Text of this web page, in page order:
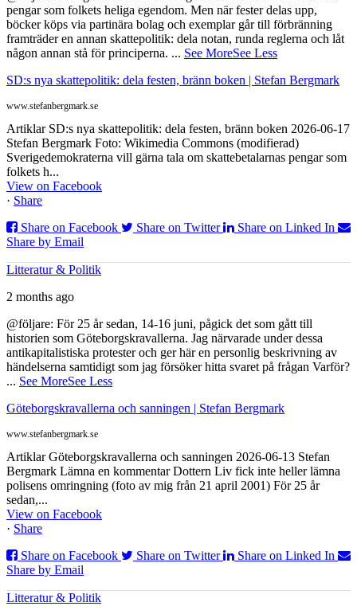
pengar som folkets heliga egendom. Men när fester delas upp,
böcker köps via partinära bolag och exemplar går till förbränning
framträder en annan skattepolitik: dela notan, runda reglerna och låt
någon annan stå för principerna. ... See MoreSee Less
SD:s nya skattepolitik: dela festen, bränn boken | Stefan Bergmark
www.stefanbergmark.se
Artiklar SD:s nya skattepolitik: dela festen, bränn boken 2026-06-17
Stefan Bergmark Foto: Wikimedia Commons (modifierad)
Sverigedemokraterna vill gärna tala om skattebetalarnas pengar som
folkets h...
View on Facebook
· Share
Share on Facebook
Share on Twitter
Share on Linked In
Share by Email
Litteratur & Politik
2 months ago
@följare: För 25 år sedan, 14-16 juni, pågick det som gått till
historien som Göteborgskravallerna. Jag närvarade under dessa
antikapitalistiska protester och ger här en personlig beskrivning av
händelserna samtidigt som jag försöker hitta svaret på frågan Varför?
... See MoreSee Less
Göteborgskravallerna och sanningen | Stefan Bergmark
www.stefanbergmark.se
Artiklar Göteborgskravallerna och sanningen 2026-06-13 Stefan
Bergmark Lämna en kommentar Dottern Liv fick inte heller lämna
polisens omringning (foto av mig från 21 april 2001) För 25 år
sedan,...
View on Facebook
· Share
Share on Facebook
Share on Twitter
Share on Linked In
Share by Email
Litteratur & Politik